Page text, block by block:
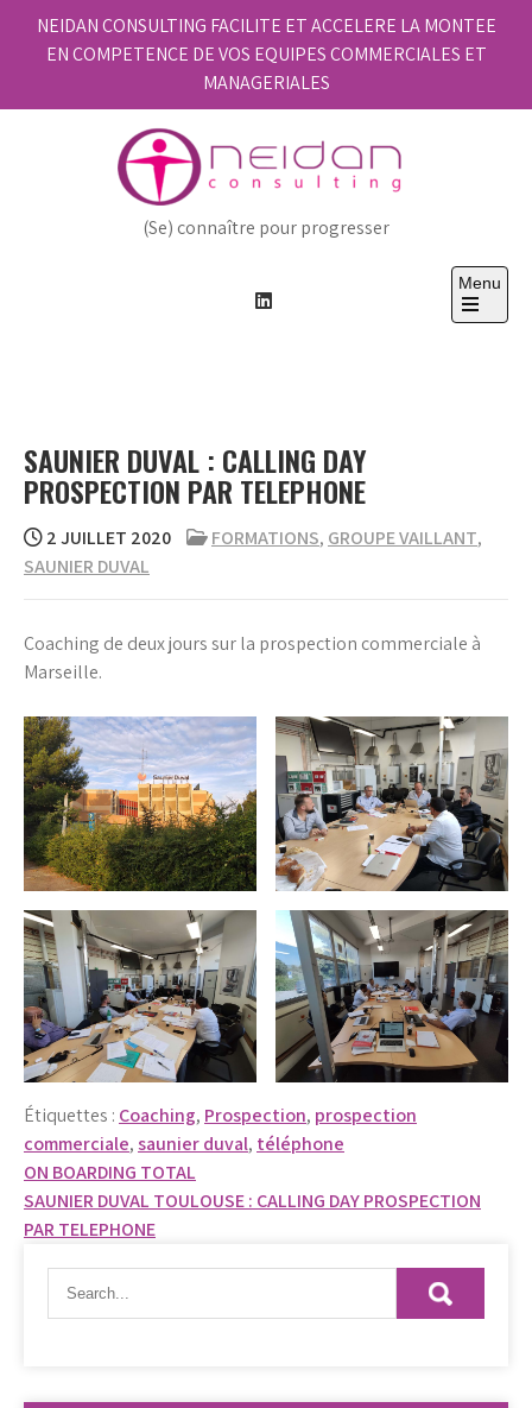
NEIDAN CONSULTING FACILITE ET ACCELERE LA MONTEE
EN COMPETENCE DE VOS EQUIPES COMMERCIALES ET
MANAGERIALES
(Se) connaître pour progresser
Menu
Open
SAUNIER DUVAL : CALLING DAY
PROSPECTION PAR TELEPHONE
2 JUILLET 2020 FORMATIONS, GROUPE VAILLANT,
SAUNIER DUVAL
Coaching de deux jours sur la prospection commerciale à
Marseille.
Étiquettes : Coaching, Prospection, prospection
commerciale,saunier duval, téléphone
Navigation
de
l’article
ON BOARDING TOTAL
SAUNIER DUVAL TOULOUSE : CALLING DAY PROSPECTION
PAR TELEPHONE